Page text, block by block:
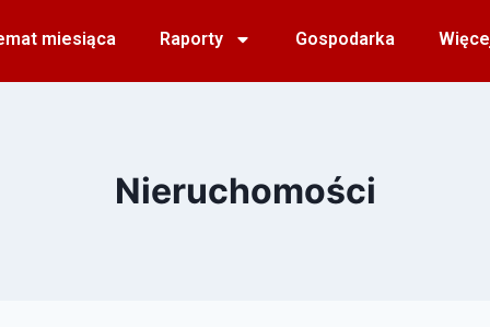
miesiąca Raporty Gospodarka
Nieruchomości